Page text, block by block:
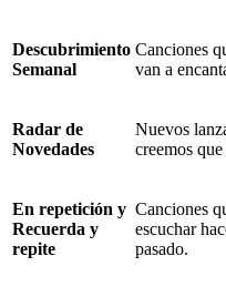
Descubrimiento
Semanal
Canciones
van a
Radar de
Novedades
Nuevos
creemos
En repetición y
Recuerda y
repite
Canciones
escuchar
pasado.